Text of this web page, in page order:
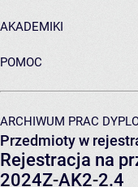
AKADEMIKI
POMOC
ARCHIWUM PRAC
Przedmioty w
Rejestracja na
2024Z-AK2-2.4